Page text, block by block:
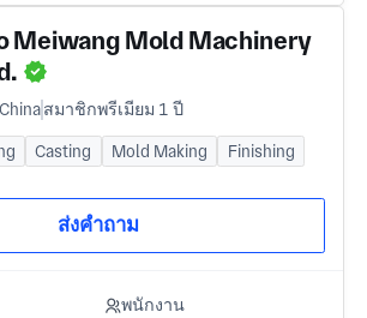
Meiwang Mold Machinery
สมาชิกพรีเมียม 1 ปี
Casting Mold Making
Finishing
ส่งคำถาม
พนักงาน